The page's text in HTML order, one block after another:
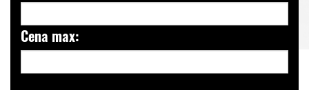
Cena max: